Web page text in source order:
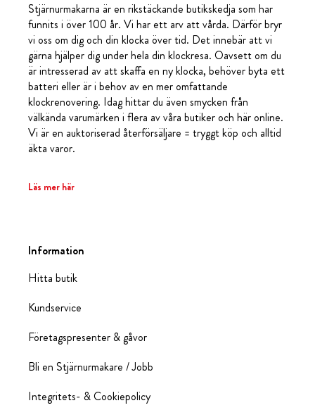
Stjärnurmakarna är en rikstäckande butikskedja som har
funnits i över 100 år. Vi har ett arv att vårda. Därför bryr
vi oss om dig och din klocka över tid. Det innebär att vi
gärna hjälper dig under hela din klockresa. Oavsett om du
är intresserad av att skaffa en ny klocka, behöver byta ett
batteri eller är i behov av en mer omfattande
klockrenovering. Idag hittar du även smycken från
välkända varumärken i flera av våra butiker och här online.
Vi är en auktoriserad återförsäljare = tryggt köp och alltid
äkta varor.
Läs mer här
Information
Hitta butik
Kundservice
Företagspresenter & gåvor
Bli en Stjärnurmakare / Jobb
Integritets- & Cookiepolicy